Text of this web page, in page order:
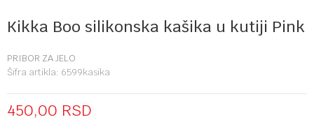
Kikka Boo silikonska kašika u kutiji Pink
PRIBOR ZA JELO
Šifra artikla: 6599kasika
450,00 RSD